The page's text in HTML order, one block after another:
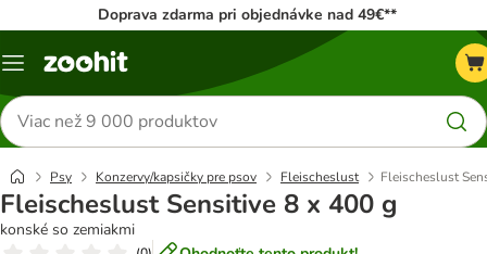
Doprava zdarma pri objednávke nad 49€**
Kategórie
Hľadať
produkty
Psy Konzervy/kapsičky pre psov Fleischeslust Fleischeslust
Fleischeslust Sensitive 8 x 400 g
konské so zemiakmi